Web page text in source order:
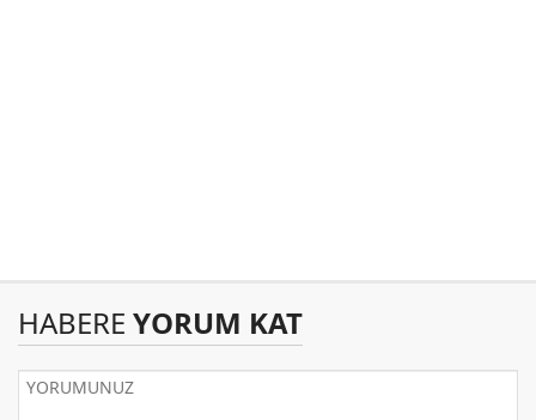
HABERE YORUM KAT